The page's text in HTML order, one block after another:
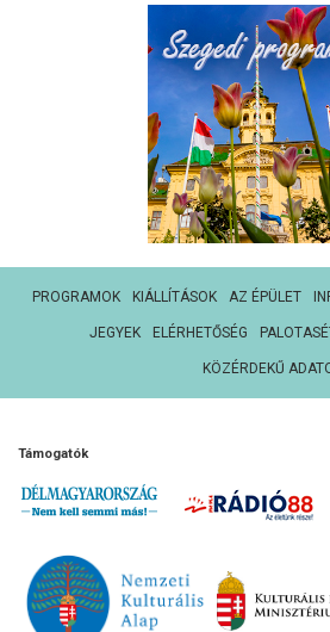
PROGRAMOK KIÁLLÍTÁSOK AZ ÉPÜLET
JEGYEK ELÉRHETŐSÉG
KÖZÉRDEKŰ
Támogatók